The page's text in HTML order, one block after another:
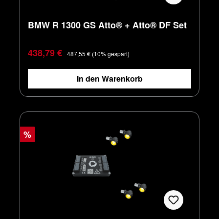
BMW R 1300 GS Atto® + Atto® DF Set
Verkaufspreis:
438,79 € Regulärer Preis:
487,55 € (10% gespart)
In den Warenkorb
%